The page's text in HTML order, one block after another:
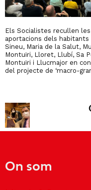
Els Socialistes recullen les
aportacions dels habitants
Sineu, Maria de la Salut,
Montuïri, Lloret, Llubí, Sa
Montuïri i Llucmajor en
del projecte de ‘macro-
On som